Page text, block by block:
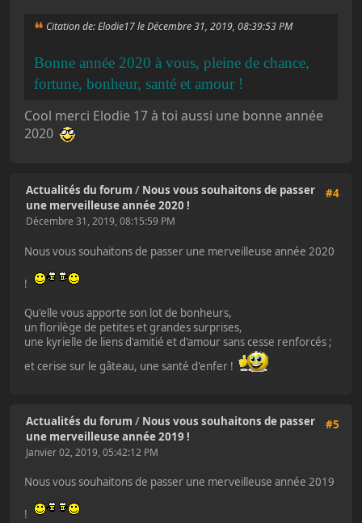
Citation de: Elodie17 le Décembre 31, 2019, 08:39:53 PM
Bonne année 2020 à vous, pleine de chance,
fortune, bonheur, santé et amour !
Cool merci Elodie 17 à toi aussi une bonne année
2020
#4
Actualités du forum / Nous vous souhaitons de passer
une merveilleuse année 2020 !
Décembre 31, 2019, 08:15:59 PM
Nous vous souhaitons de passer une merveilleuse année 2020
!
Qu'elle vous apporte son lot de bonheurs,
un florilège de petites et grandes surprises,
une kyrielle de liens d'amitié et d'amour sans cesse renforcés ;
et cerise sur le gâteau, une santé d'enfer !
#5
Actualités du forum / Nous vous souhaitons de passer
une merveilleuse année 2019 !
Janvier 02, 2019, 05:42:12 PM
Nous vous souhaitons de passer une merveilleuse année 2019
!